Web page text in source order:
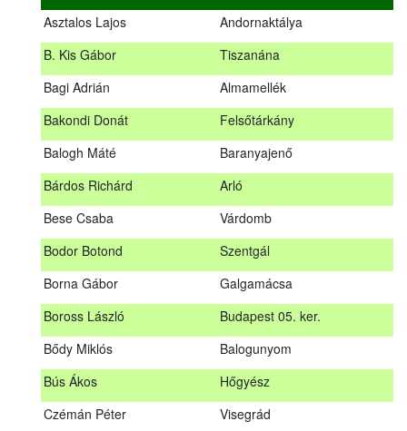
Asztalos Lajos
Andornaktálya
B. Kis Gábor
Tiszanána
Bagi Adrián
Almamellék
Bakondi Donát
Felsőtárkány
Balogh Máté
Baranyajenő
Bárdos Richárd
Arló
Bese Csaba
Várdomb
Bodor Botond
Szentgál
Borna Gábor
Galgamácsa
Boross László
Budapest 05. ker.
Bődy Miklós
Balogunyom
Bús Ákos
Hőgyész
Czémán Péter
Visegrád
Az alábbiakban tesszük közzé a 2018. szeptember 19-én
megrendezett erdészeti szakszemélyzeti vizsgát sikeresen
teljesítők névsorát.
A sikeres vizsgáról szóló tanúsítványt postán küldjük meg. A
Tiszanána
Almamellék
Felsőtárkány
Balogh Máté
Baranyajenő
Arló
Várdomb